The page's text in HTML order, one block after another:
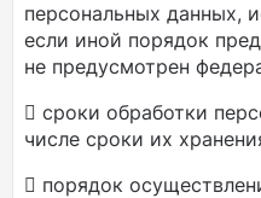
персональных данных,
если иной порядок
не предусмотрен
 сроки обработки
числе сроки их
 порядок